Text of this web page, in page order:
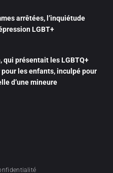
arrêtées, l’inquiétude
LGBT+
qui présentait les LGBTQ+
les enfants, inculpé pour
d’une mineure